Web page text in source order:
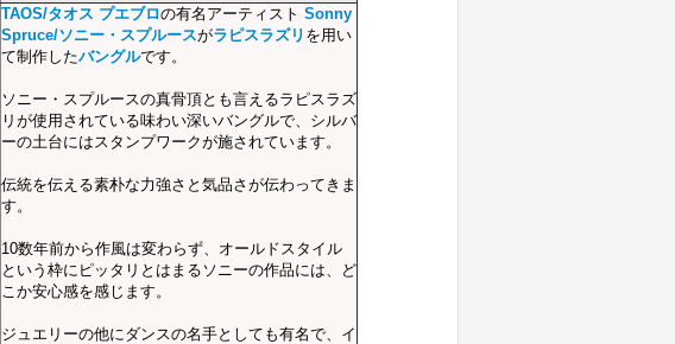
TAOS/タオス プエブロの有名アーティスト Sonny
Spruce/ソニー・スプルースがラピスラズリ を用い
て制作したバングルです。
ソニー・スプルースの真骨頂とも言えるラピスラズ
リが使用されている味わい深いバングルで、シルバ
ーの土台にはスタンプワークが施されています。
伝統を伝える素朴な力強さと気品さが伝わってきま
す。
10数年前から作風は変わらず、オールドスタイル
という枠にピッタリとはまるソニーの作品には、ど
こか安心感を感じます。
ジュエリーの他にダンスの名手としても有名で、イ